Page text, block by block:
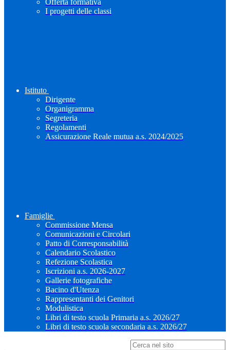
Offerta formativa
I progetti delle classi
Istituto
Dirigente
Organigramma
Segreteria
Regolamenti
Assicurazione Reale mutua a.s. 2024/2025
Famiglie
Commissione Mensa
Comunicazioni e Circolari
Patto di Corresponsabilità
Calendario Scolastico
Refezione Scolastica
Iscrizioni a.s. 2026-2027
Gallerie fotografiche
Bacino d'Utenza
Rappresentanti dei Genitori
Modulistica
Libri di testo scuola Primaria a.s. 2026/27
Libri di testo scuola secondaria a.s. 2026/27